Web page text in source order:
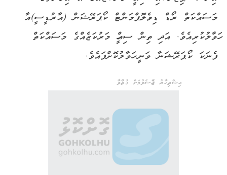
މަސައްކަތް ރޯޑް ޑިވެލޮޕްމަންޓް ކޯޕަރޭޝަން (އާރުޑީސީ)އާ
ހަވާލުކުރިއެވެ. އަދި ތިން ސިއްހީ މަރުކަޒެއްގެ މަސައްކަތް
ފެނަކަ ކޯޕަރޭޝަނާ ވަނީ ހަވާލުކޮށްފައެވެ.
އިޝްތިހާރު ޖެއްސެވުމަށް ގުޅުއްވާ